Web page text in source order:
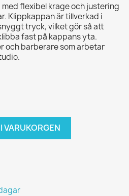
flexibel krage och justering
Klippkappan är tillverkad i
tryck, vilket gör så att
fast på kappans yta.
och barberare som arbetar
VARUKORGEN